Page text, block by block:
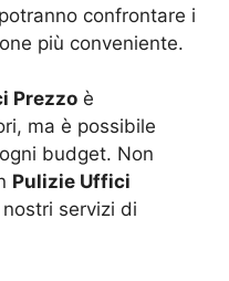
confrontare i
più conveniente.
Prezzo è
ma è possibile
budget. Non
Pulizie Uffici
servizi di